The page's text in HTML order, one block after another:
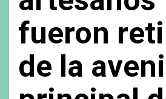
fueron
de la